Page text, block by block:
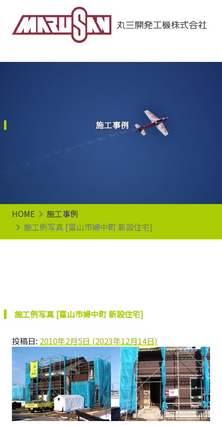
Main Navigation
施工事例
HOME
施工事例
施工例写真 [富山市婦中町 新設住宅]
施工例写真 [富山市婦中町 新設住宅]
投稿日: 2010年2月5日 (2023年12月14日)